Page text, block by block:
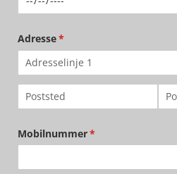
Adresse*
(nødvendig)
Mobilnummer*
(nødvendig)